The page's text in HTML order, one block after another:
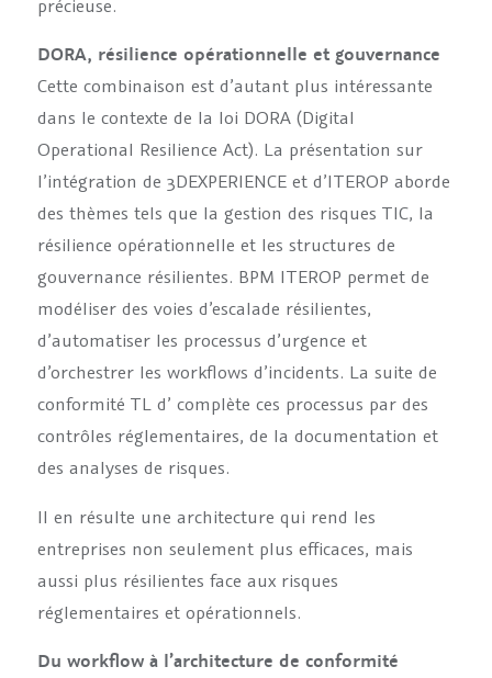
précieuse.
DORA, résilience opérationnelle et gouvernance
Cette combinaison est d’autant plus intéressante
dans le contexte de la loi DORA (Digital
Operational Resilience Act). La présentation sur
l’intégration de 3DEXPERIENCE et d’ITEROP aborde
des thèmes tels que la gestion des risques TIC, la
résilience opérationnelle et les structures de
gouvernance résilientes. BPM ITEROP permet de
modéliser des voies d’escalade résilientes,
d’automatiser les processus d’urgence et
d’orchestrer les workflows d’incidents. La suite de
conformité TL d’ complète ces processus par des
contrôles réglementaires, de la documentation et
des analyses de risques.
Il en résulte une architecture qui rend les
entreprises non seulement plus efficaces, mais
aussi plus résilientes face aux risques
réglementaires et opérationnels.
Du workflow à l’architecture de conformité